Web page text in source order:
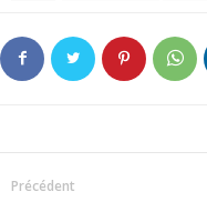
Précédent